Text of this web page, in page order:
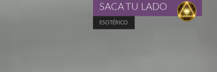
ESOTÉRICO
SACA TU LADO